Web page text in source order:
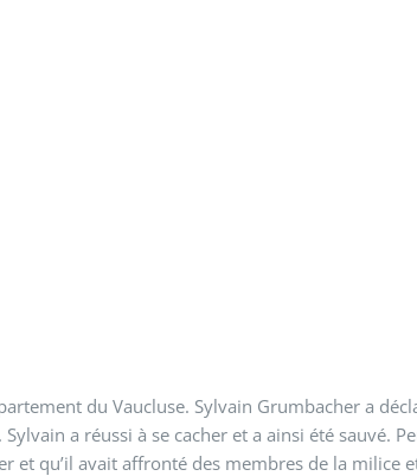
du Vaucluse. Sylvain Grumbacher a
a réussi à se cacher et a ainsi été sauvé.
et qu’il avait affronté des membres de la